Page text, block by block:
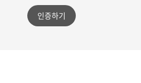
인증하기